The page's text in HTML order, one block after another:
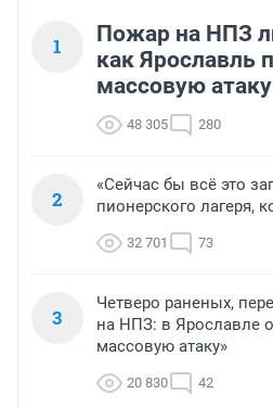
1
Пожар на НПЗ
как Ярославль
массовую
48 305 280
2
«Сейчас бы всё это
пионерского лагеря,
32 701 73
3
Четверо раненых,
на НПЗ: в Ярославле
массовую атаку»
20 830 42